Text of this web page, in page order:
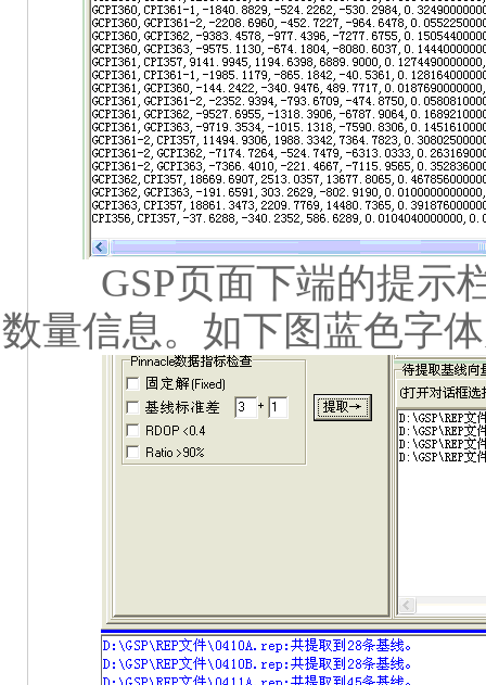
GSP页面下端的提示
数量信息。如下图蓝色字